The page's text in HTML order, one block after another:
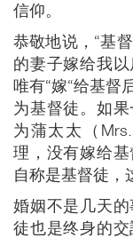
信仰。
恭敬地说，“基
的妻子嫁给我
唯有“嫁“给基督
为基督徒。如
为蒲太太（
理，没有嫁给
自称是基督徒，
婚姻不是几天
徒也是终身的